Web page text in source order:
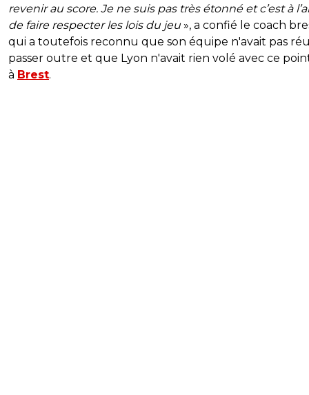
revenir au score. Je ne suis pas très étonné et c’est à
de faire respecter les lois du jeu », a confié le coach
qui a toutefois reconnu que son équipe n'avait pas
passer outre et que Lyon n'avait rien volé avec ce
à Brest.